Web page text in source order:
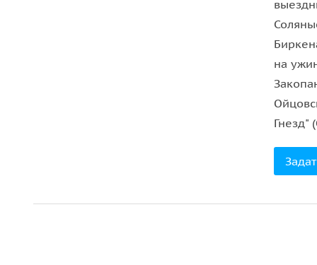
на
Гнезд"